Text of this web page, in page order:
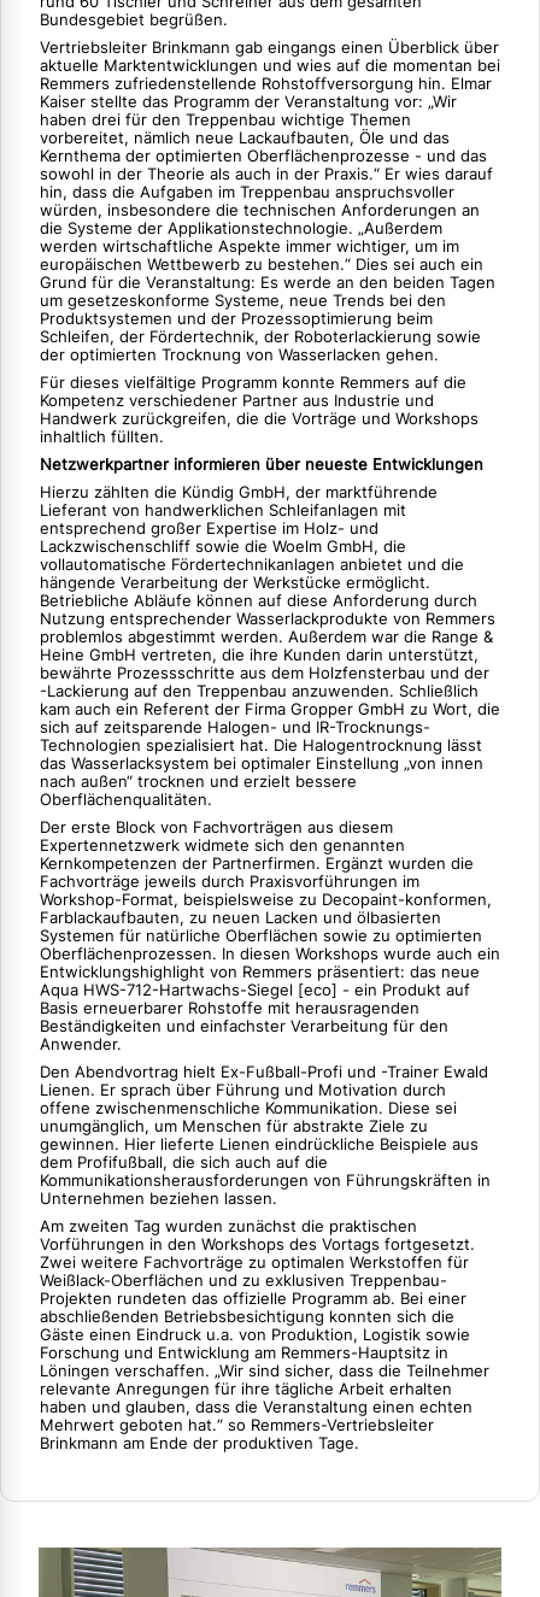
Bundesgebiet begrüßen.
Vertriebsleiter Brinkmann gab eingangs einen Überblick über
aktuelle Marktentwicklungen und wies auf die momentan bei
Remmers zufriedenstellende Rohstoffversorgung hin. Elmar
Kaiser stellte das Programm der Veranstaltung vor: „Wir
haben drei für den Treppenbau wichtige Themen
vorbereitet, nämlich neue Lackaufbauten, Öle und das
Kernthema der optimierten Oberflächenprozesse - und das
sowohl in der Theorie als auch in der Praxis.“ Er wies darauf
hin, dass die Aufgaben im Treppenbau anspruchsvoller
würden, insbesondere die technischen Anforderungen an
die Systeme der Applikationstechnologie. „Außerdem
werden wirtschaftliche Aspekte immer wichtiger, um im
europäischen Wettbewerb zu bestehen.“ Dies sei auch ein
Grund für die Veranstaltung: Es werde an den beiden Tagen
um gesetzeskonforme Systeme, neue Trends bei den
Produktsystemen und der Prozessoptimierung beim
Schleifen, der Fördertechnik, der Roboterlackierung sowie
der optimierten Trocknung von Wasserlacken gehen.
Für dieses vielfältige Programm konnte Remmers auf die
Kompetenz verschiedener Partner aus Industrie und
Handwerk zurückgreifen, die die Vorträge und Workshops
inhaltlich füllten.
Netzwerkpartner informieren über neueste Entwicklungen
Hierzu zählten die Kündig GmbH, der marktführende
Lieferant von handwerklichen Schleifanlagen mit
entsprechend großer Expertise im Holz- und
Lackzwischenschliff sowie die Woelm GmbH, die
vollautomatische Fördertechnikanlagen anbietet und die
hängende Verarbeitung der Werkstücke ermöglicht.
Betriebliche Abläufe können auf diese Anforderung durch
Nutzung entsprechender Wasserlackprodukte von Remmers
problemlos abgestimmt werden. Außerdem war die Range &
Heine GmbH vertreten, die ihre Kunden darin unterstützt,
bewährte Prozessschritte aus dem Holzfensterbau und der
-Lackierung auf den Treppenbau anzuwenden. Schließlich
kam auch ein Referent der Firma Gropper GmbH zu Wort, die
sich auf zeitsparende Halogen- und IR-Trocknungs-
Technologien spezialisiert hat. Die Halogentrocknung lässt
das Wasserlacksystem bei optimaler Einstellung „von innen
nach außen“ trocknen und erzielt bessere
Oberflächenqualitäten.
Der erste Block von Fachvorträgen aus diesem
Expertennetzwerk widmete sich den genannten
Kernkompetenzen der Partnerfirmen. Ergänzt wurden die
Fachvorträge jeweils durch Praxisvorführungen im
Workshop-Format, beispielsweise zu Decopaint-konformen,
Farblackaufbauten, zu neuen Lacken und ölbasierten
Systemen für natürliche Oberflächen sowie zu optimierten
Oberflächenprozessen. In diesen Workshops wurde auch ein
Entwicklungshighlight von Remmers präsentiert: das neue
Aqua HWS-712-Hartwachs-Siegel [eco] - ein Produkt auf
Basis erneuerbarer Rohstoffe mit herausragenden
Beständigkeiten und einfachster Verarbeitung für den
Anwender.
Den Abendvortrag hielt Ex-Fußball-Profi und -Trainer Ewald
Lienen. Er sprach über Führung und Motivation durch
offene zwischenmenschliche Kommunikation. Diese sei
unumgänglich, um Menschen für abstrakte Ziele zu
gewinnen. Hier lieferte Lienen eindrückliche Beispiele aus
dem Profifußball, die sich auch auf die
Kommunikationsherausforderungen von Führungskräften in
Unternehmen beziehen lassen.
Am zweiten Tag wurden zunächst die praktischen
Vorführungen in den Workshops des Vortags fortgesetzt.
Zwei weitere Fachvorträge zu optimalen Werkstoffen für
Weißlack-Oberflächen und zu exklusiven Treppenbau-
Projekten rundeten das offizielle Programm ab. Bei einer
abschließenden Betriebsbesichtigung konnten sich die
Gäste einen Eindruck u.a. von Produktion, Logistik sowie
Forschung und Entwicklung am Remmers-Hauptsitz in
Löningen verschaffen. „Wir sind sicher, dass die Teilnehmer
relevante Anregungen für ihre tägliche Arbeit erhalten
haben und glauben, dass die Veranstaltung einen echten
Mehrwert geboten hat.“ so Remmers-Vertriebsleiter
Brinkmann am Ende der produktiven Tage.